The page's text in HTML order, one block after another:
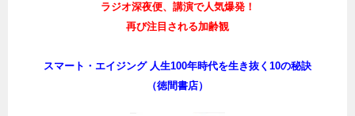
ラジオ深夜便、講演で人気爆発！
再び注目される加齢観
スマート・エイジング 人生100年時代を生き抜く10の秘訣
（徳間書店）